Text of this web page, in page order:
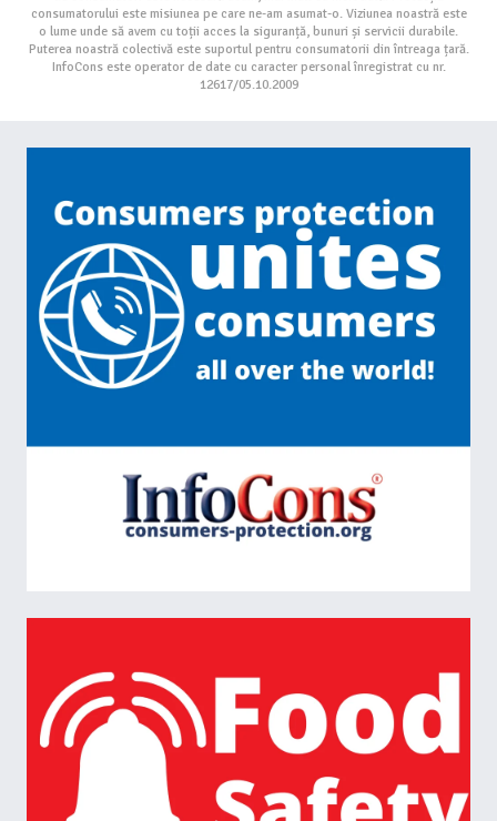
consumatorului este misiunea pe care ne-am asumat-o. Viziunea noastră este
o lume unde să avem cu toții acces la siguranță, bunuri și servicii durabile.
Puterea noastră colectivă este suportul pentru consumatorii din întreaga țară.
InfoCons este operator de date cu caracter personal înregistrat cu nr.
12617/05.10.2009